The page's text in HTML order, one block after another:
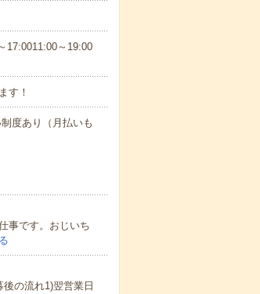
17:0011:00～19:00
す！
度あり（月払いも
事です。おじいち
の流れ1)翌営業日